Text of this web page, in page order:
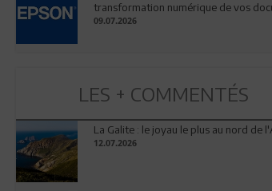
transformation numérique de vos
09.07.2026
LES + COMMENTÉS
La Galite : le joyau le plus au nord de
12.07.2026